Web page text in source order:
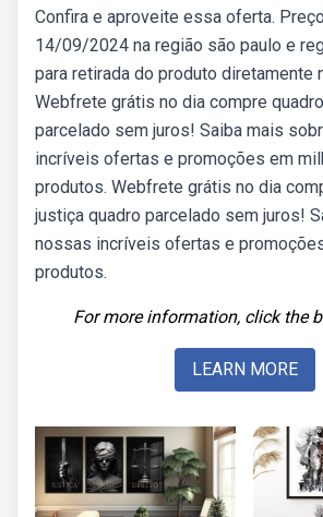
Confira e aproveite essa oferta.
14/09/2024 na região são paulo e
para retirada do produto diretamente
Webfrete grátis no dia compre
parcelado sem juros! Saiba mais
incríveis ofertas e promoções em
produtos. Webfrete grátis no dia
justiça quadro parcelado sem juros!
nossas incríveis ofertas e
produtos.
For more information, click the
LEARN MORE